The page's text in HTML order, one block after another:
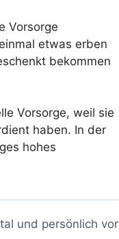
Vorsorge
etwas erben
bekommen
Vorsorge, weil sie
haben. In der
hohes
und persönlich vor